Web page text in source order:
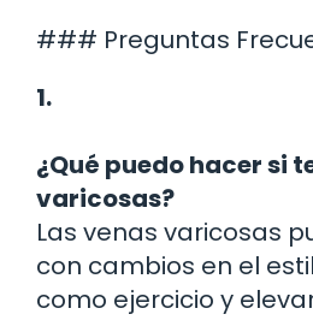
### Preguntas
1.
¿Qué puedo hacer si
varicosas?
Las venas varicosas
con cambios en el
como ejercicio y